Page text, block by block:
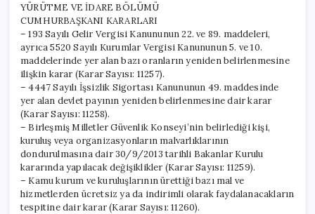
YÜRÜTME VE İDARE BÖLÜMÜ
CUMHURBAŞKANI KARARLARI
– 193 Sayılı Gelir Vergisi Kanununun 22. ve 89. maddeleri,
ayrıca 5520 Sayılı Kurumlar Vergisi Kanununun 5. ve 10.
maddelerinde yer alan bazı oranların yeniden belirlenmesine
ilişkin karar (Karar Sayısı: 11257).
– 4447 Sayılı İşsizlik Sigortası Kanununun 49. maddesinde
yer alan devlet payının yeniden belirlenmesine dair karar
(Karar Sayısı: 11258).
– Birleşmiş Milletler Güvenlik Konseyi’nin belirlediği kişi,
kuruluş veya organizasyonların malvarlıklarının
dondurulmasına dair 30/9/2013 tarihli Bakanlar Kurulu
kararında yapılacak değişiklikler (Karar Sayısı: 11259).
– Kamu kurum ve kuruluşlarının ürettiği bazı mal ve
hizmetlerden ücretsiz ya da indirimli olarak faydalanacakların
tespitine dair karar (Karar Sayısı: 11260).